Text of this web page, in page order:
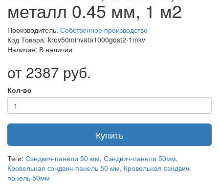
металл 0.45 мм, 1 м2
Производитель: Собственное производство
Код Товара: krov50minvata1000gost2-1mkv
Наличие: В наличии
от 2387 руб.
Кол-во
Купить
Теги: Сэндвич-панели 50 мм, Сэндвич-панели 50мм,
Кровельная cэндвич-панель 50 мм, Кровельная cэндвич-
панель 50мм